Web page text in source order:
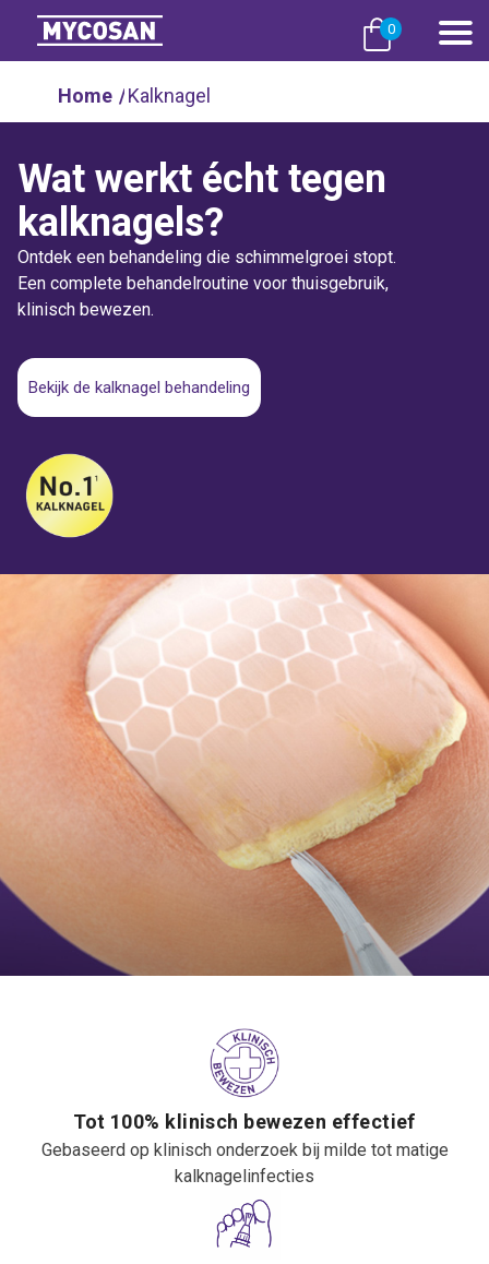
Home /Kalknagel
Wat werkt écht tegen
kalknagels?
Ontdek een behandeling die schimmelgroei stopt.
Een complete behandelroutine voor thuisgebruik,
klinisch bewezen.
Bekijk de kalknagel behandeling
Tot 100% klinisch bewezen effectief
Gebaseerd op klinisch onderzoek bij milde tot matige
kalknagelinfecties
0